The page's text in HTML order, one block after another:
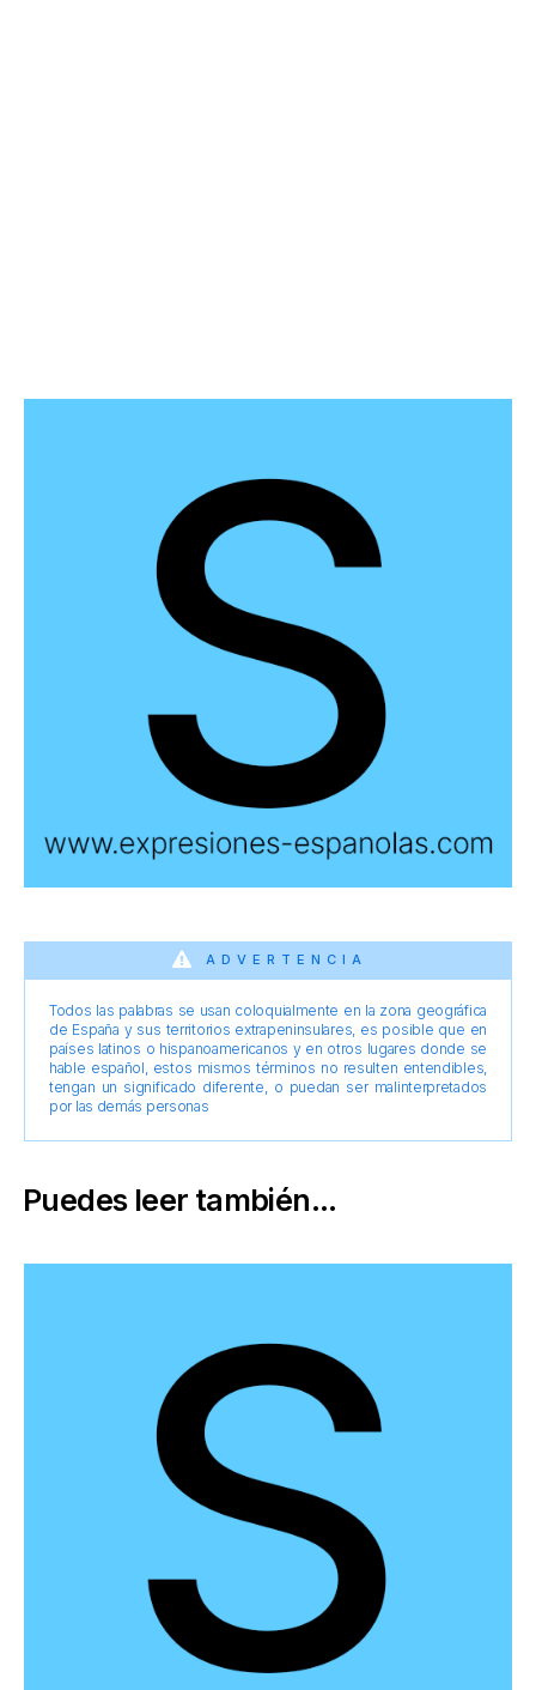
ADVERTENCIA
Todos las palabras se usan coloquialmente en la zona geográfica
de España y sus territorios extrapeninsulares, es posible que en
países latinos o hispanoamericanos y en otros lugares donde se
hable español, estos mismos términos no resulten entendibles,
tengan un significado diferente, o puedan ser malinterpretados
por las demás personas
Puedes leer también...